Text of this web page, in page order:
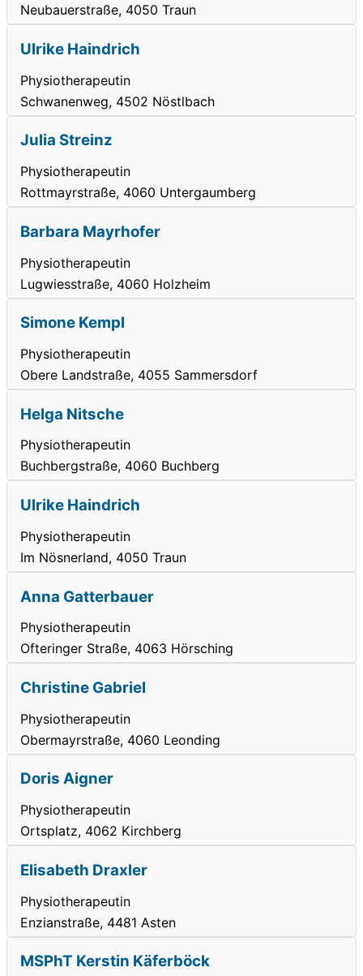
Neubauerstraße, 4050 Traun
Ulrike Haindrich
Physiotherapeutin
Schwanenweg, 4502 Nöstlbach
Julia Streinz
Physiotherapeutin
Rottmayrstraße, 4060 Untergaumberg
Barbara Mayrhofer
Physiotherapeutin
Lugwiesstraße, 4060 Holzheim
Simone Kempl
Physiotherapeutin
Obere Landstraße, 4055 Sammersdorf
Helga Nitsche
Physiotherapeutin
Buchbergstraße, 4060 Buchberg
Ulrike Haindrich
Physiotherapeutin
Im Nösnerland, 4050 Traun
Anna Gatterbauer
Physiotherapeutin
Ofteringer Straße, 4063 Hörsching
Christine Gabriel
Physiotherapeutin
Obermayrstraße, 4060 Leonding
Doris Aigner
Physiotherapeutin
Ortsplatz, 4062 Kirchberg
Elisabeth Draxler
Physiotherapeutin
Enzianstraße, 4481 Asten
MSPhT Kerstin Käferböck